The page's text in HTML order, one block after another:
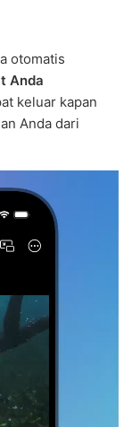
otomatis
Anda
keluar kapan
Anda dari